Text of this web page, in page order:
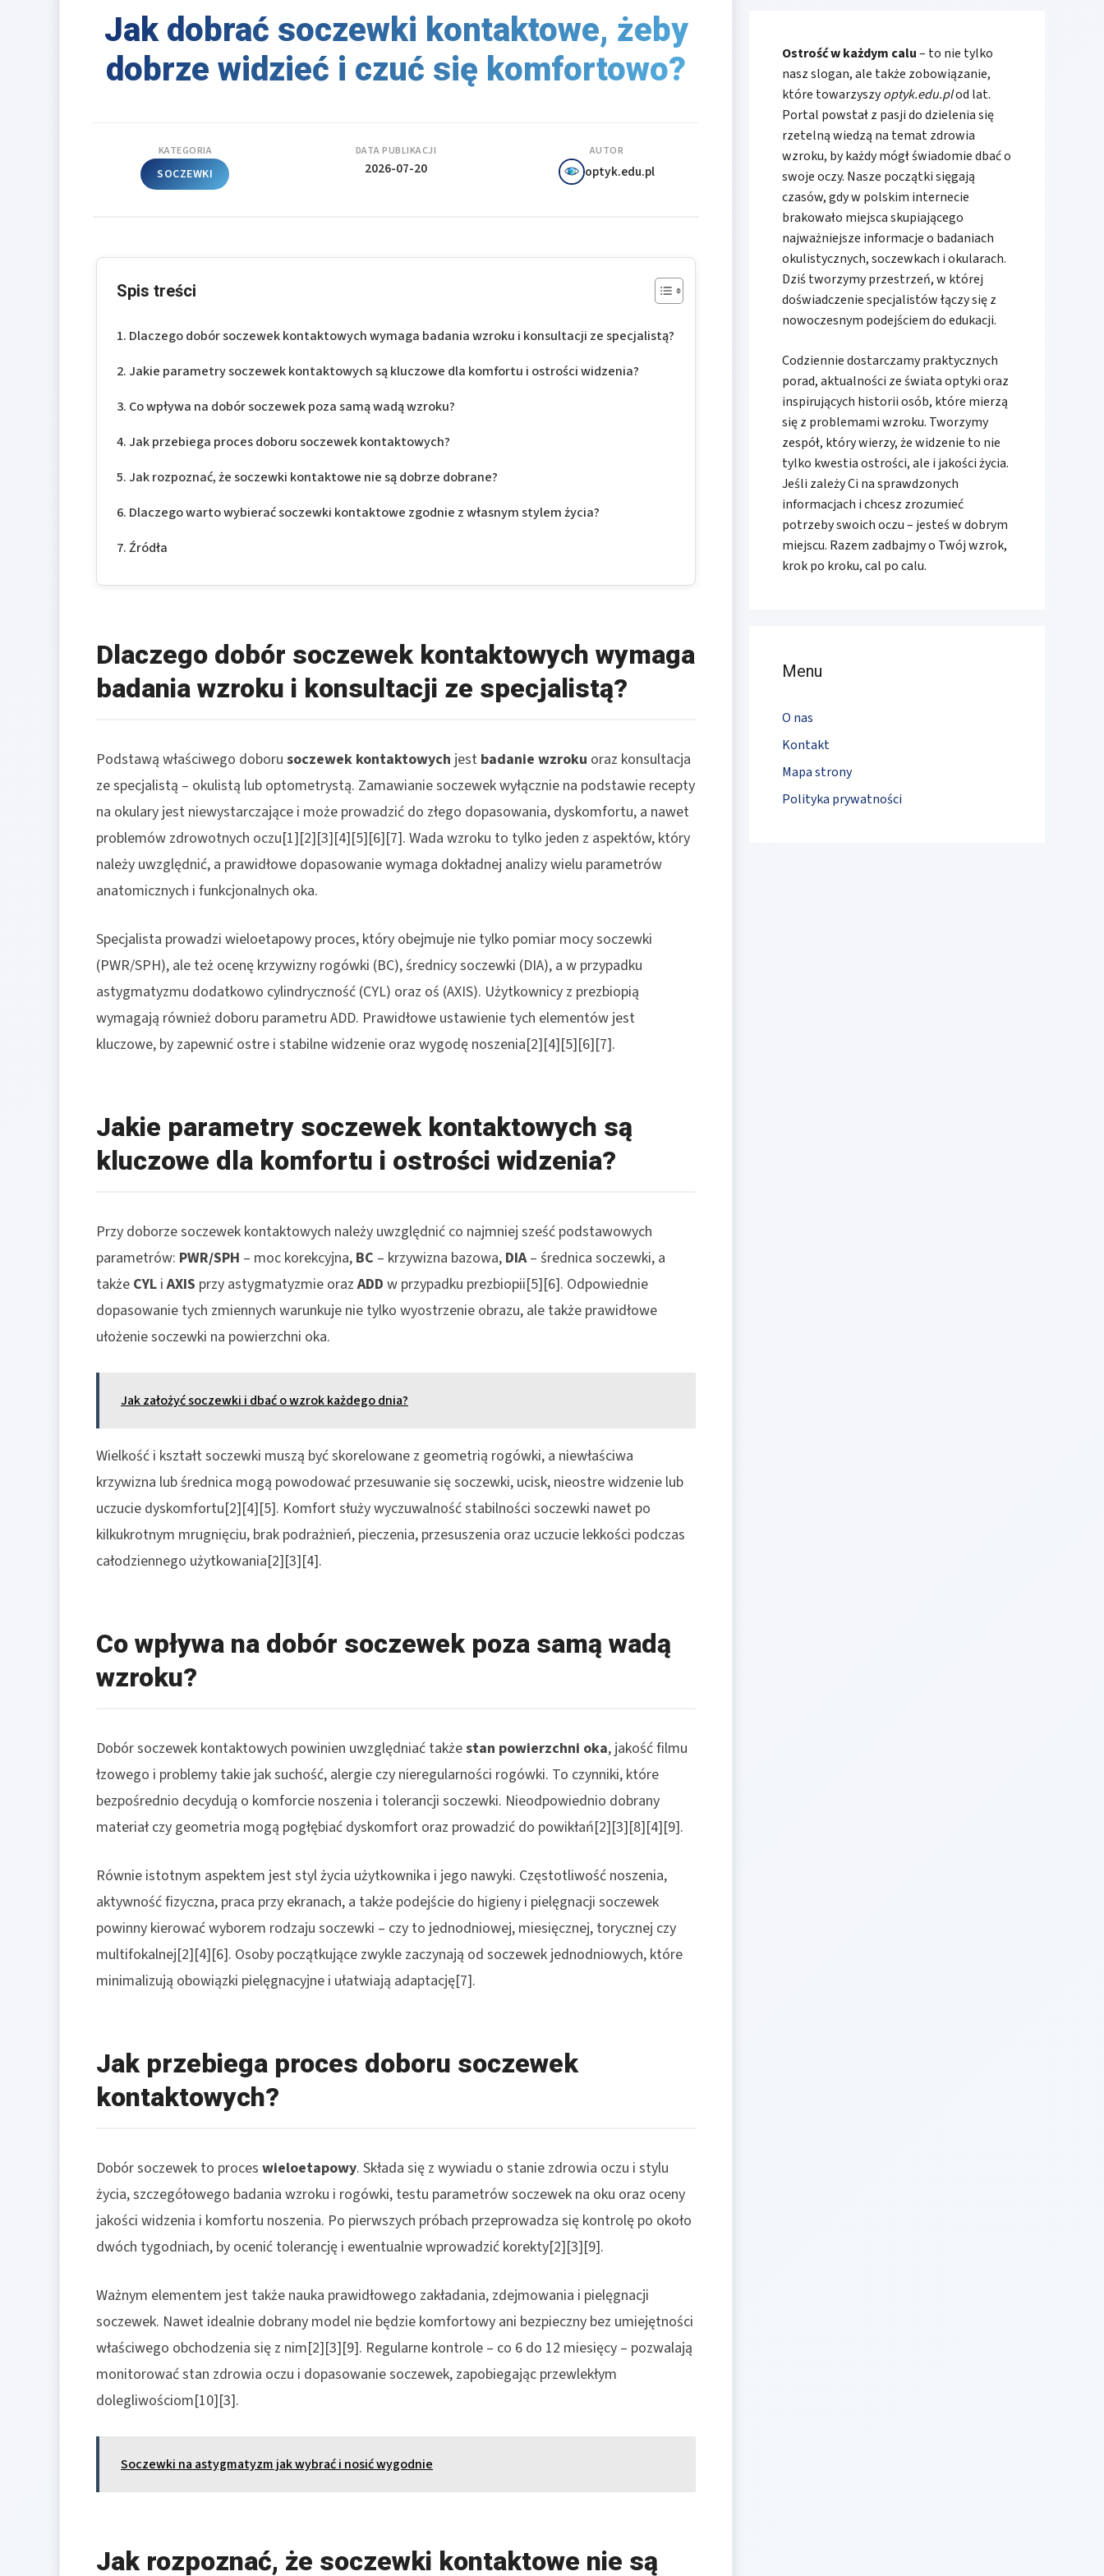
Jak dobrać soczewki kontaktowe, żeby
dobrze widzieć i czuć się komfortowo?
KATEGORIA
SOCZEWKI
DATA PUBLIKACJI
2026-07-20
AUTOR
optyk.edu.pl
Spis treści
Dlaczego dobór soczewek kontaktowych wymaga badania wzroku i konsultacji ze specjalistą?
Jakie parametry soczewek kontaktowych są kluczowe dla komfortu i ostrości widzenia?
Co wpływa na dobór soczewek poza samą wadą wzroku?
Jak przebiega proces doboru soczewek kontaktowych?
Jak rozpoznać, że soczewki kontaktowe nie są dobrze dobrane?
Dlaczego warto wybierać soczewki kontaktowe zgodnie z własnym stylem życia?
Źródła
Dlaczego dobór soczewek kontaktowych wymaga
badania wzroku i konsultacji ze specjalistą?
Podstawą właściwego doboru soczewek kontaktowych jest badanie wzroku oraz konsultacja
ze specjalistą – okulistą lub optometrystą. Zamawianie soczewek wyłącznie na podstawie recepty
na okulary jest niewystarczające i może prowadzić do złego dopasowania, dyskomfortu, a nawet
problemów zdrowotnych oczu[1][2][3][4][5][6][7]. Wada wzroku to tylko jeden z aspektów, który
należy uwzględnić, a prawidłowe dopasowanie wymaga dokładnej analizy wielu parametrów
anatomicznych i funkcjonalnych oka.
Specjalista prowadzi wieloetapowy proces, który obejmuje nie tylko pomiar mocy soczewki
(PWR/SPH), ale też ocenę krzywizny rogówki (BC), średnicy soczewki (DIA), a w przypadku
astygmatyzmu dodatkowo cylindryczność (CYL) oraz oś (AXIS). Użytkownicy z prezbiopią
wymagają również doboru parametru ADD. Prawidłowe ustawienie tych elementów jest
kluczowe, by zapewnić ostre i stabilne widzenie oraz wygodę noszenia[2][4][5][6][7].
Jakie parametry soczewek kontaktowych są
kluczowe dla komfortu i ostrości widzenia?
Przy doborze soczewek kontaktowych należy uwzględnić co najmniej sześć podstawowych
parametrów: PWR/SPH – moc korekcyjna, BC – krzywizna bazowa, DIA– średnica soczewki, a
także CYL iAXIS przy astygmatyzmie orazADD w przypadku prezbiopii[5][6]. Odpowiednie
dopasowanie tych zmiennych warunkuje nie tylko wyostrzenie obrazu, ale także prawidłowe
ułożenie soczewki na powierzchni oka.
Jak założyć soczewki i dbać o wzrok każdego dnia?
Wielkość i kształt soczewki muszą być skorelowane z geometrią rogówki, a niewłaściwa
krzywizna lub średnica mogą powodować przesuwanie się soczewki, ucisk, nieostre widzenie lub
uczucie dyskomfortu[2][4][5]. Komfort służy wyczuwalność stabilności soczewki nawet po
kilkukrotnym mrugnięciu, brak podrażnień, pieczenia, przesuszenia oraz uczucie lekkości podczas
całodziennego użytkowania[2][3][4].
Co wpływa na dobór soczewek poza samą wadą
wzroku?
Dobór soczewek kontaktowych powinien uwzględniać takżestan powierzchni oka, jakość filmu
łzowego i problemy takie jak suchość, alergie czy nieregularności rogówki. To czynniki, które
bezpośrednio decydują o komforcie noszenia i tolerancji soczewki. Nieodpowiednio dobrany
materiał czy geometria mogą pogłębiać dyskomfort oraz prowadzić do powikłań[2][3][8][4][9].
Równie istotnym aspektem jest styl życia użytkownika i jego nawyki. Częstotliwość noszenia,
aktywność fizyczna, praca przy ekranach, a także podejście do higieny i pielęgnacji soczewek
powinny kierować wyborem rodzaju soczewki – czy to jednodniowej, miesięcznej, torycznej czy
multifokalnej[2][4][6]. Osoby początkujące zwykle zaczynają od soczewek jednodniowych, które
minimalizują obowiązki pielęgnacyjne i ułatwiają adaptację[7].
Jak przebiega proces doboru soczewek
kontaktowych?
Dobór soczewek to proces wieloetapowy. Składa się z wywiadu o stanie zdrowia oczu i stylu
życia, szczegółowego badania wzroku i rogówki, testu parametrów soczewek na oku oraz oceny
jakości widzenia i komfortu noszenia. Po pierwszych próbach przeprowadza się kontrolę po około
dwóch tygodniach, by ocenić tolerancję i ewentualnie wprowadzić korekty[2][3][9].
Ważnym elementem jest także nauka prawidłowego zakładania, zdejmowania i pielęgnacji
soczewek. Nawet idealnie dobrany model nie będzie komfortowy ani bezpieczny bez umiejętności
właściwego obchodzenia się z nim[2][3][9]. Regularne kontrole – co 6 do 12 miesięcy – pozwalają
monitorować stan zdrowia oczu i dopasowanie soczewek, zapobiegając przewlekłym
dolegliwościom[10][3].
Soczewki na astygmatyzm jak wybrać i nosić wygodnie
Jak rozpoznać, że soczewki kontaktowe nie są
Ostrość w każdym calu– to nie tylko
nasz slogan, ale także zobowiązanie,
które towarzyszyoptyk.edu.plod lat.
Portal powstał z pasji do dzielenia się
rzetelną wiedzą na temat zdrowia
wzroku, by każdy mógł świadomie dbać o
swoje oczy. Nasze początki sięgają
czasów, gdy w polskim internecie
brakowało miejsca skupiającego
najważniejsze informacje o badaniach
okulistycznych, soczewkach i okularach.
Dziś tworzymy przestrzeń, w której
doświadczenie specjalistów łączy się z
nowoczesnym podejściem do edukacji.
Codziennie dostarczamy praktycznych
porad, aktualności ze świata optyki oraz
inspirujących historii osób, które mierzą
się z problemami wzroku. Tworzymy
zespół, który wierzy, że widzenie to nie
tylko kwestia ostrości, ale i jakości życia.
Jeśli zależy Ci na sprawdzonych
informacjach i chcesz zrozumieć
potrzeby swoich oczu – jesteś w dobrym
miejscu. Razem zadbajmy o Twój wzrok,
krok po kroku, cal po calu.
Menu
O nas
Kontakt
Mapa strony
Polityka prywatności